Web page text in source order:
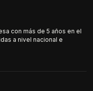
con más de 5 años en el
a nivel nacional e